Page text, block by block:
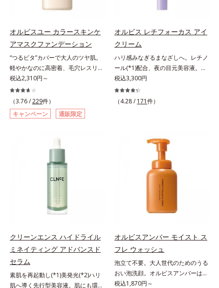
ルコシド（保湿）で形成するミセル
*4 炭酸ジカプリリル*5 乾燥や汚れ
による*6 キメの乱れによる＜使用
量目安＞適量＜使用ステップ＞オル
ビス ザ クレンジング オイル ⇒
洗顔料 ⇒ 化粧水 ⇒ 保湿液
※W洗顔が必要です＜使用方法＞1.
適量（2プッシュ程度）をとり、手
くいメイクを落とす際は、乾いた手
にとり、メイクとしっかりなじませ
てください。3.メイクとなじんだ
ら、水またはぬるま湯でよく洗い流
します。4.その後、洗顔料で洗顔し
てください。各商品の詳しい情報は
商品ページをご覧ください。・
BEAUTY夏祭りは、こちら
バカスを予防します。さらに独自研
(*6)で大人肌にハリ感をプラス。す
るっと伸び広がるテクスチャー
で、"顔全体にご使用いただける設
計"。見えているシワはもちろん、
自分では気づきにくい死角のシワの
改善にも効果を発揮します。*1 メ
ラニンの生成を抑え、シミ・ソバカ
スを防ぐ*2 ナイアシンアミド（有
効成分）、水添大豆リン脂質、フィ
トステロール、水（基剤）、
素地、ホホバアルコール、トリステ
アリン酸デカグリセリル（基剤）*5
角層の範囲内における自社従来品処
クロヘキサンジカルボン酸ビスエト
目安＞パール1粒程度＜ご使用ステ
ップ＞洗顔料 ⇒ 化粧水 ⇒ ザ リン
の使用回数＞通常サイズ：約90回
（1.5ヵ月程度）ラージサイズ：約
180回（3ヵ月程度）各商品の詳し
い情報は商品ページをご覧くださ
い。・BEAUTY夏祭りは、こちら
ー処方。肌を休ませたい日、リモー
出かけする時など、しっかりメイク
オルビスユー カラースキンケ
アマスクファンデーション
“つるピタ”カバーで大人のツヤ肌。
軽やかなのに高密着、毛穴レスリキ
ッドファンデ。みずみずしく、とけ
込むように密着カバー毛穴レスでな
めらかな質感美へ導く、リキッドフ
ァンデーション「カバーはしたいけ
ど厚塗り感はイヤ」「素肌がもとも
なお客様の声から誕生した、軽やか
なのにピタッと密着し、肌悩み
を“つるん”と隠すリキッドファンデ
ーションです。年齢とともに増えて
いくお悩みを自然に隠しつつも、ま
叶えるのは、微細で均一なカバー粉
体(*1)が大きさの異なる毛穴にも隙
にダマ防止の特殊コーティングを施
すことで、カバー粉体は薄く・均一
に凹凸へフィット。毛穴や色ムラを
カバーしながら自然な仕上がりを叶
えます。また、ファンデーションを
つけている間に保湿成分が肌へ浸透
税込2,310円～
（3.76 /229件）
キャンペーン
通販限定
オルビス レチフォーカス アイ
クリーム
ハリ感みなぎるまなざしへ。レチノ
ール(*1)配合、夜の目元美容液。オ
ルビスの目元技術を結集し、ハリ感
みなぎるまなざしへ。レチノール
(*1)配合の目元美容液です。目元悩
与え、湧き上がるようなハリ感を呼
び覚まします。ハリ膜がのび広が
り、肌表面にピン！としたハリ感を
与え、さらに疑似セラミド(*3)が角
層の隙間に浸透(*4)。夜のスキンケ
アの最後にプラスすることで乾燥に
よる小ジワを目立たなくし、ハリ感
みなぎる目元を目指します。*1 レ
トイルトリペプチド－5配合＝保湿
成分*3 ラウロイルグルタミン酸ジ
（フィトステリル/オクチルドデシ
ル）配合＝保湿成分*4 角層まで
税込3,300円
（4.28 / 171件）
クリーンエンス ハイドライル
ミネイティング アドバンスド
セラム
素肌を再起動し(*1)美発光(*2)ハリ
肌へ導く先行型美容液。肌にも環境
オルビスアンバー モイスト ス
フレ ウォッシュ
泡立て不要。大人世代のためのうる
おい泡洗顔。オルビスアンバーは、
いつも⾃然体で美しくありたいと願
税込1,870円～